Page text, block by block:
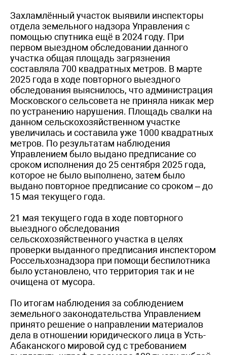
Захламлённый участок выявили инспекторы
отдела земельного надзора Управления с
помощью спутника ещё в 2024 году. При
первом выездном обследовании данного
участка общая площадь загрязнения
составляла 700 квадратных метров. В марте
2025 года в ходе повторного выездного
обследования выяснилось, что администрация
Московского сельсовета не приняла никак мер
по устранению нарушения. Площадь свалки на
данном сельскохозяйственном участке
увеличилась и составила уже 1000 квадратных
метров. По результатам наблюдения
Управлением было выдано предписание со
сроком исполнения до 25 сентября 2025 года,
которое не было выполнено, затем было
выдано повторное предписание со сроком – до
15 мая текущего года.
21 мая текущего года в ходе повторного
выездного обследования
сельскохозяйственного участка в целях
проверки выданного предписания инспектором
Россельхознадзора при помощи беспилотника
было установлено, что территория так и не
очищена от мусора.
По итогам наблюдения за соблюдением
земельного законодательства Управлением
принято решение о направлении материалов
дела в отношении юридического лица в Усть-
Абаканского мировой суд с требованием